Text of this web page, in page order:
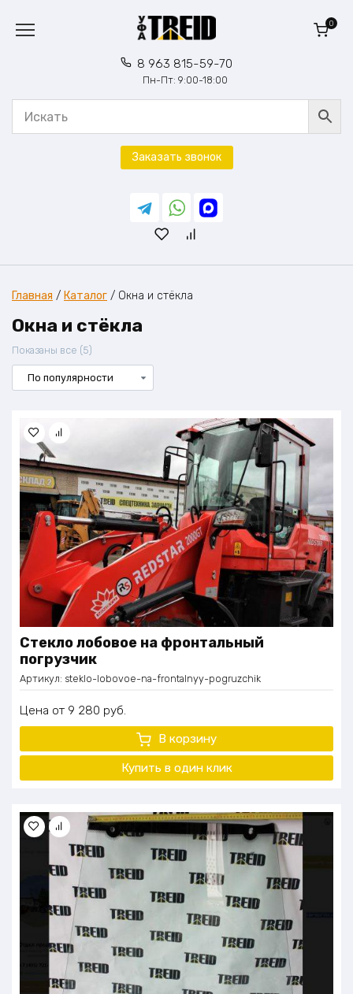
содержанию
8 963 815-59-70
Пн-Пт: 9:00-18:00
0
Заказать звонок
Главная / Каталог / Окна и стёкла
Окна и стёкла
Показаны все (5)
по
популярности
Стекло лобовое на фронтальный
погрузчик
Артикул: steklo-lobovoe-na-frontalnyy-pogruzchik
Цена 9 280 руб.
В корзину
Купить в один клик